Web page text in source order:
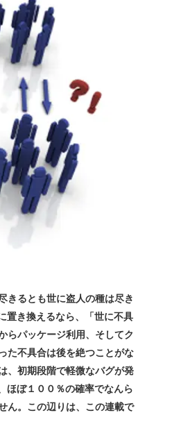
きるとも世に盗人の種は尽き
置き換えるなら、「世に不具
らパッケージ利用、そしてク
た不具合は後を絶つことがな
、初期段階で軽微なバグが発
ほぼ１００％の確率でなんら
ん。この辺りは、この連載で